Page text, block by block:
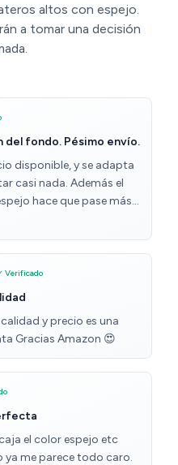
altos con espejo.
a tomar una decisión
del fondo. Pésimo envío.
disponible, y se adapta
casi nada. Además el
hace que pase más
más espaciosa. el
en tanto en cuanto las
no miden lo que el
todas y cada una de
La nota negativa la
DEJAN EN LA CALLE
telefono. Asi de
Verificado
y precio es una
Gracias Amazon 😍
el color espejo etc
ya me parece todo caro.